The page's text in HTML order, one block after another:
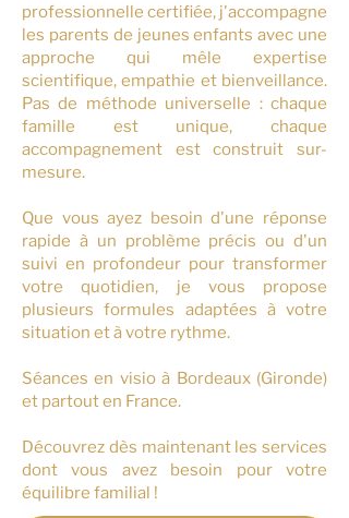
professionnelle certifiée, j'accompagne
les parents de jeunes enfants avec une
approche qui mêle expertise
scientifique, empathie et bienveillance.
Pas de méthode universelle : chaque
famille est unique, chaque
accompagnement est construit sur-
mesure.
Que vous ayez besoin d'une réponse
rapide à un problème précis ou d'un
suivi en profondeur pour transformer
votre quotidien, je vous propose
plusieurs formules adaptées à votre
situation et à votre rythme.
Séances en visio à Bordeaux (Gironde)
et partout en France.
Découvrez dès maintenant les services
dont vous avez besoin pour votre
équilibre familial !